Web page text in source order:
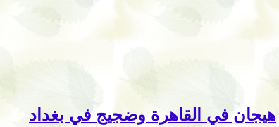
هيجان في القاهرة وضجيج في بغداد